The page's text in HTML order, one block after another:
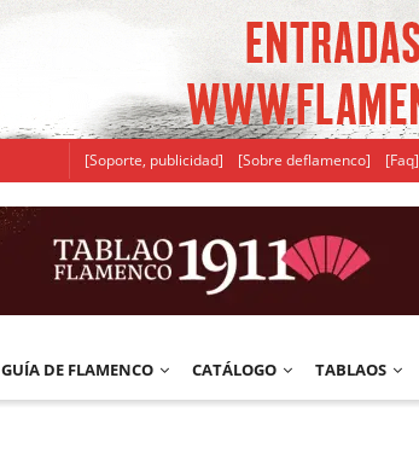
[Soporte, publicidad] [Sobre deflamenco] [Faq]
GUÍA DE FLAMENCO CATÁLOGO TABLAOS